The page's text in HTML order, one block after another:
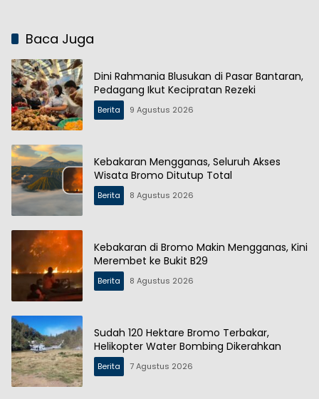
Baca Juga
Dini Rahmania Blusukan di Pasar Bantaran,
Pedagang Ikut Kecipratan Rezeki
Berita 9 Agustus 2026
Kebakaran Mengganas, Seluruh Akses
Wisata Bromo Ditutup Total
Berita 8 Agustus 2026
Kebakaran di Bromo Makin Mengganas, Kini
Merembet ke Bukit B29
Berita 8 Agustus 2026
Sudah 120 Hektare Bromo Terbakar,
Helikopter Water Bombing Dikerahkan
Berita 7 Agustus 2026